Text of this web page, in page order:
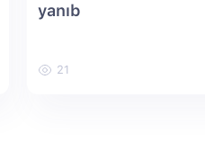
yanıb
21